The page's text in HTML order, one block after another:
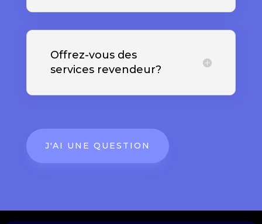
Offrez-vous des
services revendeur?
J'AI UNE QUESTION